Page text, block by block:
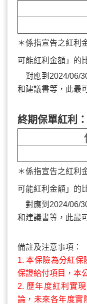
＊係指宣告之紅利
可能紅利金額 」的
對應到2024/06/
和建議書等，此最
終期保單紅利：
＊係指宣告之紅利
可能紅利金額 」的
對應到2024/06/
和建議書等，此最
備註及注意事項：
1. 本保險為分紅保
保證給付項目，本
2. 歷年度紅利實
論，未來各年度實